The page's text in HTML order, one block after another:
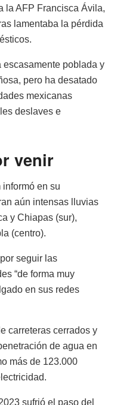
la AFP Francisca Ávila,
lamentaba la pérdida
escasamente poblada y
pero ha desatado
mexicanas
deslaves e
venir
en su
aún intensas lluvias
y Chiapas (sur),
(centro).
seguir las
“de forma muy
en sus redes
carreteras cerrados y
de agua en
más de 123.000
sufrió el paso del